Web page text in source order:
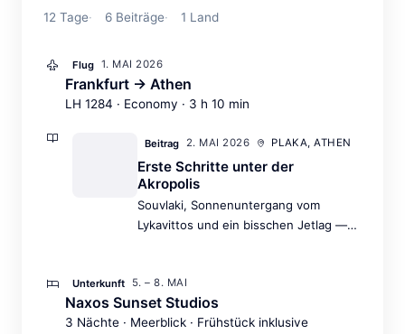
12 Tage 6 Beiträge 1 Land
Flug 1. MAI 2026
Frankfurt → Athen
LH 1284 · Economy · 3 h 10 min
Beitrag 2. MAI 2026 PLAKA, ATHEN
Erste Schritte unter der
Akropolis
Souvlaki, Sonnenuntergang vom
Lykavittos und ein bisschen Jetlag —
Unterkunft 5. – 8. MAI
Naxos Sunset Studios
3 Nächte · Meerblick · Frühstück inklusive